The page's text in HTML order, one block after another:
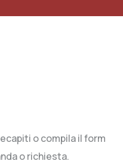
o compila il form
o richiesta.